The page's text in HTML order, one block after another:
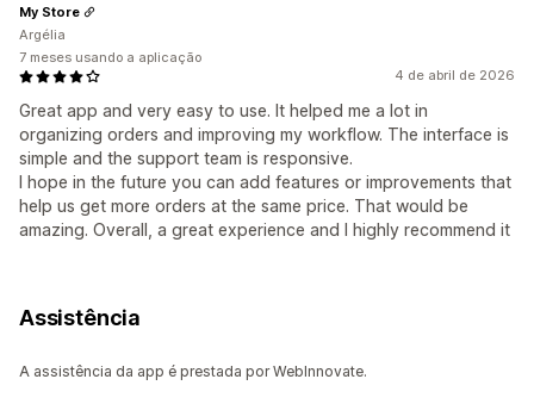
4 de abril de 2026
Great app and very easy to use. It helped me a lot in
organizing orders and improving my workflow. The interface is
simple and the support team is responsive.
I hope in the future you can add features or improvements that
help us get more orders at the same price. That would be
amazing. Overall, a great experience and I highly recommend it
My Store
Argélia
7 meses usando a aplicação
Assistência
A assistência da app é prestada por WebInnovate.